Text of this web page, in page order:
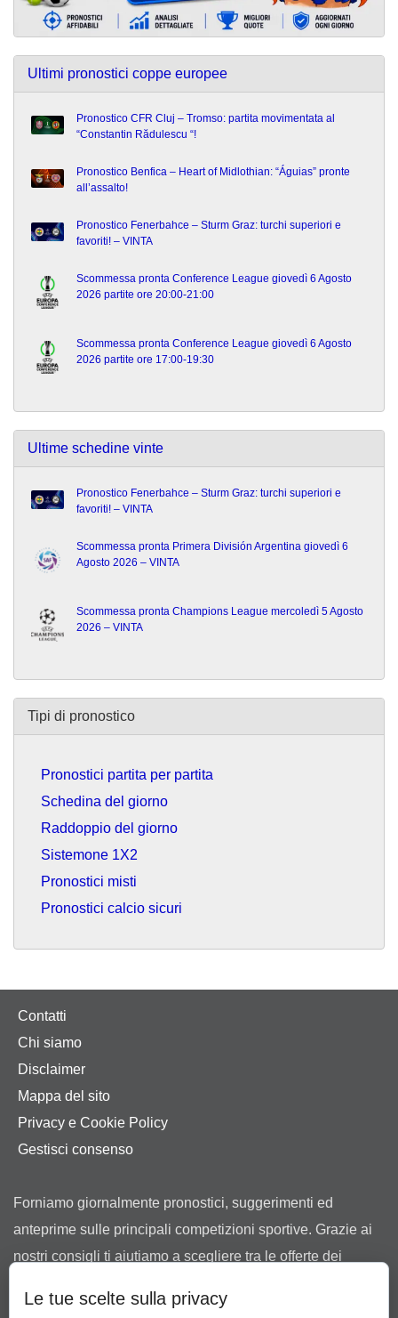
Ultimi pronostici coppe europee
Pronostico CFR Cluj – Tromso: partita movimentata al
“Constantin Rădulescu “!
Pronostico Benfica – Heart of Midlothian: “Águias” pronte
all’assalto!
Pronostico Fenerbahce – Sturm Graz: turchi superiori e
favoriti! – VINTA
Scommessa pronta Conference League giovedì 6 Agosto
2026 partite ore 20:00-21:00
Scommessa pronta Conference League giovedì 6 Agosto
2026 partite ore 17:00-19:30
Ultime schedine vinte
Pronostico Fenerbahce – Sturm Graz: turchi superiori e
favoriti! – VINTA
Scommessa pronta Primera División Argentina giovedì 6
Agosto 2026 – VINTA
Scommessa pronta Champions League mercoledì 5 Agosto
2026 – VINTA
Tipi di pronostico
Pronostici partita per partita
Schedina del giorno
Raddoppio del giorno
Sistemone 1X2
Pronostici misti
Pronostici calcio sicuri
Contatti
Chi siamo
Disclaimer
Mappa del sito
Privacy e Cookie Policy
Gestisci consenso
Forniamo giornalmente pronostici, suggerimenti ed
anteprime sulle principali competizioni sportive. Grazie ai
nostri consigli ti aiutiamo a scegliere tra le offerte dei
operare in Italia rilasciata dall’Agenzia delle Dogane e dei
Le tue scelte sulla privacy